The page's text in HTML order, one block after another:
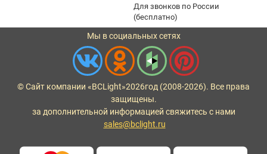
Для звонков по России
(бесплатно)
Мы в социальных сетях
© Сайт компании «BCLight»2026год (2008-2026). Все права
защищены.
за дополнительной информацией свяжитесь с нами
sales@bclight.ru